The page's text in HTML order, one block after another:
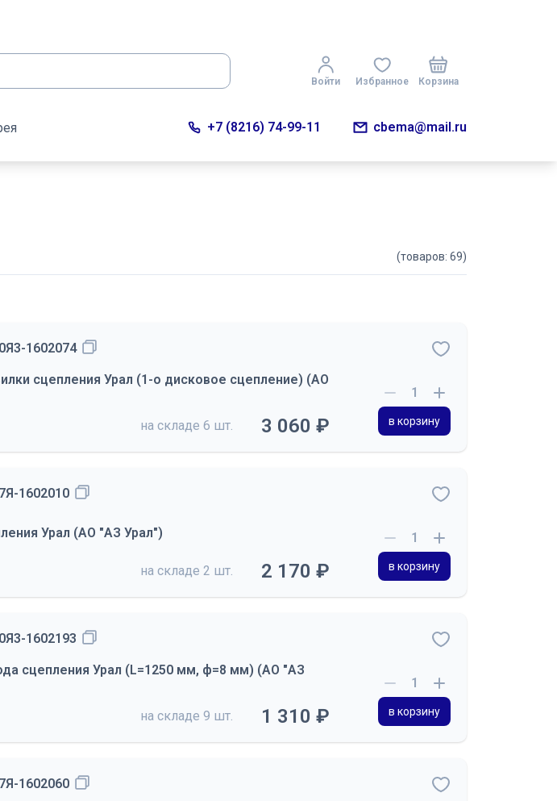
Войти Избранное Корзина
+7 (8216) 74-99-11 cbema@mail.ru
(товаров: 69)
1602074
сцепления Урал (1-о дисковое сцепление) (АО
на складе 6 шт. 3 060 ₽ в корзину
1602010
Урал (АО "АЗ Урал")
на складе 2 шт. 2 170 ₽ в корзину
1602193
сцепления Урал (L=1250 мм, ф=8 мм) (АО "АЗ
на складе 9 шт. 1 310 ₽ в корзину
1602060